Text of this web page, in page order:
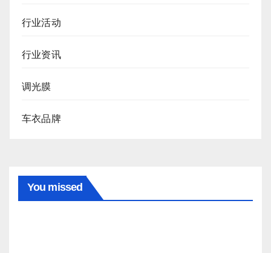
行业活动
行业资讯
调光膜
车衣品牌
You missed